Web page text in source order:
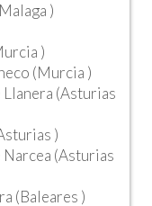
)
)
(Murcia )
Llanera (Asturias
)
Narcea (Asturias
(Baleares )